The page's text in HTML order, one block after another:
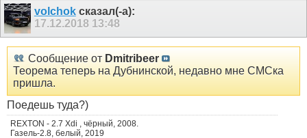
volchokсказал(-а):
17.12.2018 13:48
Сообщение от Dmitribeer
Теорема теперь на Дубнинской, недавно мне СМСка
пришла.
Поедешь туда?)
REXTON - 2.7 Xdi , чёрный, 2008.
Газель-2.8, белый, 2019